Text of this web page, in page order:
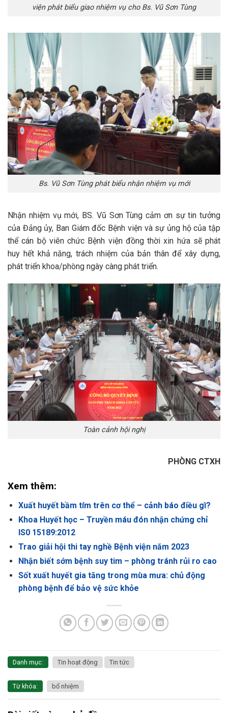
viện phát biểu giao nhiệm vụ cho Bs. Vũ Sơn Tùng
Bs. Vũ Sơn Tùng phát biểu nhận nhiệm vụ mới
Nhận nhiệm vụ mới, BS. Vũ Sơn Tùng cảm ơn sự tin tưởng
của Đảng ủy, Ban Giám đốc Bệnh viện và sự ủng hộ của tập
thể cán bộ viên chức Bệnh viện đồng thời xin hứa sẽ phát
huy hết khả năng, trách nhiệm của bản thân để xây dựng,
phát triển khoa/phòng ngày càng phát triển.
Toàn cảnh hội nghị
PHÒNG CTXH
Xem thêm:
Xuất huyết bầm tím trên cơ thể – cảnh báo điều gì?
Khoa Huyết học – Truyền máu đón nhận chứng chỉ
IS0 15189:2012
Trao giải hội thi tay nghề Bệnh viện năm 2023
Nhận biết sớm bệnh suy tim – phòng tránh rủi ro cao
Sốt xuất huyết gia tăng trong mùa mưa: chủ động
phòng bệnh để bảo vệ sức khỏe
Danh mục: Tin hoạt động Tin tức
Từ khóa: bổ nhiệm